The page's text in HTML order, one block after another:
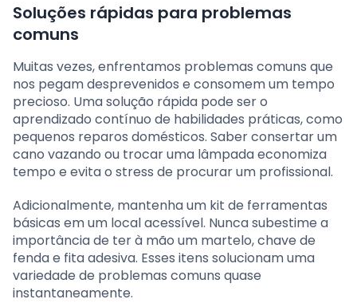
Soluções rápidas para problemas
comuns
Muitas vezes, enfrentamos problemas comuns que
nos pegam desprevenidos e consomem um tempo
precioso. Uma solução rápida pode ser o
aprendizado contínuo de habilidades práticas, como
pequenos reparos domésticos. Saber consertar um
cano vazando ou trocar uma lâmpada economiza
tempo e evita o stress de procurar um profissional.
Adicionalmente, mantenha um kit de ferramentas
básicas em um local acessível. Nunca subestime a
importância de ter à mão um martelo, chave de
fenda e fita adesiva. Esses itens solucionam uma
variedade de problemas comuns quase
instantaneamente.